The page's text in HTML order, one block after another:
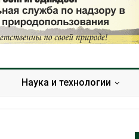
Наука и технологии